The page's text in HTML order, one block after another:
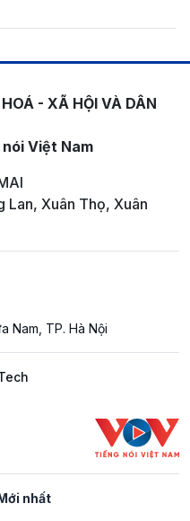
- XÃ HỘI VÀ DÂN
Việt Nam
Lan, Xuân Thọ, Xuân
Nam, TP. Hà Nội
nhất